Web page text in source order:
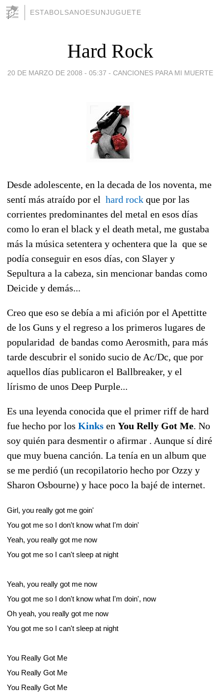
ESTABOLSANOESUNJUGUETE
Hard Rock
20 DE MARZO DE 2008 - 05:37 - CANCIONES PARA MI MUERTE
Desde adolescente, en la decada de los noventa, me
sentí más atraído por el hard rock que por las
corrientes predominantes del metal en esos días
como lo eran el black y el death metal, me gustaba
más la música setentera y ochentera que la que se
podía conseguir en esos días, con Slayer y
Sepultura a la cabeza, sin mencionar bandas como
Deicide y demás...
Creo que eso se debía a mi afición por el Apettitte
de los Guns y el regreso a los primeros lugares de
popularidad de bandas como Aerosmith, para más
tarde descubrir el sonido sucio de Ac/Dc, que por
aquellos días publicaron el Ballbreaker, y el
lírismo de unos Deep Purple...
Es una leyenda conocida que el primer riff de hard
fue hecho por los Kinks en You Relly Got Me. No
soy quién para desmentir o afirmar . Aunque sí diré
que muy buena canción. La tenía en un album que
se me perdió (un recopilatorio hecho por Ozzy y
Sharon Osbourne) y hace poco la bajé de internet.
Girl, you really got me goin'
You got me so I don't know what I'm doin'
Yeah, you really got me now
You got me so I can't sleep at night
Yeah, you really got me now
You got me so I don't know what I'm doin', now
Oh yeah, you really got me now
You got me so I can't sleep at night
You Really Got Me
You Really Got Me
You Really Got Me